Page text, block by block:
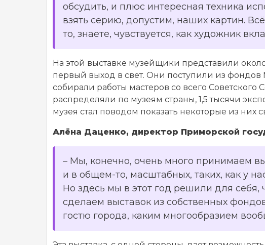
обсудить, и плюс интересная техника
взять серию, допустим, наших картин.
то, знаете, чувствуется, как художник
На этой выставке музейщики представили
первый выход в свет. Они поступили из
собирали работы мастеров со всего
распределяли по музеям страны, 1,5 тысячи
музея стал поводом показать некоторые из них
Алёна Даценко, директор Приморской
– Мы, конечно, очень много принимаем
и в общем-то, масштабных, таких, как у
Но здесь мы в этот год решили для
сделаем выставок из собственных
гостю города, каким многообразием